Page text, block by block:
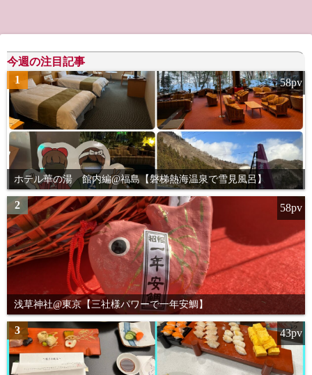
今週の注目記事
1
ホテル華の湯 館内編@福島【磐梯熱海温泉で雪見風呂】
58pv
2
浅草神社@東京【三社様パワーで一年安鯛】
58pv
3 43pv